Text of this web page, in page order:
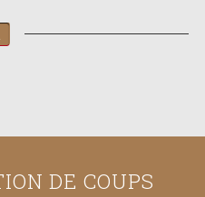
DE COUPS